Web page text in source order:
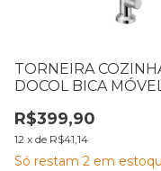
TORNEIRA
DOCOL BICA
R$399,90
12 x de R$41,14
Só restam 2 em